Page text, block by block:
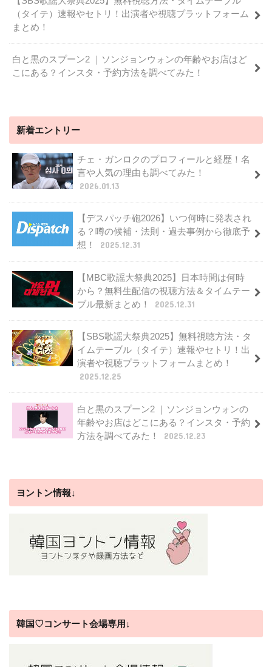
（タイテ）速報やセトリ！出演者や視聴プラットフォーム
まとめ！
白と黒のスプーン2 ｜ソンジョンウォンの年齢やお店はど
こにある？インスタ・予約方法を調べてみた！
新着エントリー
チェ・ガンロクのプロフィールと経歴！名
言や人気の理由も調べてみた！
2026.01.13
【デスパッチ砲2026】いつ何時に発表され
る？噂の候補・法則・過去事例から徹底予
想！
2025.12.31
【MBC歌謡大祭典2025】日本時間は何時
から？無料生配信の視聴方法＆タイムテー
ブル最新まとめ！
2025.12.31
【SBS歌謡大祭典2025】無料視聴方法・タ
イムテーブル（タイテ）速報やセトリ！出
演者や視聴プラットフォームまとめ！
2025.12.25
白と黒のスプーン2 ｜ソンジョンウォンの
年齢やお店はどこにある？インスタ・予約
方法を調べてみた！
2025.12.23
ヨントン情報↓
韓国♡コンサート会場専用↓